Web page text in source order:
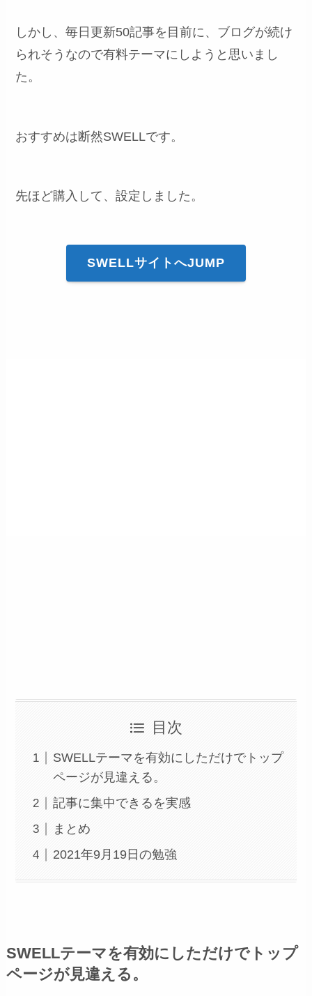
しかし、毎日更新50記事を目前に、ブログが続け
られそうなので有料テーマにしようと思いまし
た。
おすすめは断然SWELLです。
先ほど購入して、設定しました。
SWELLサイトへJUMP
目次
SWELLテーマを有効にしただけでトップ
ページが見違える。
記事に集中できるを実感
まとめ
2021年9月19日の勉強
SWELLテーマを有効にしただけでトップ
ページが見違える。